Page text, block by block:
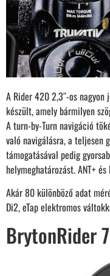
A Rider 420 2,3″-os
készült, amely bármilyen
A turn-by-Turn navigáció
való navigálásra, a teljesen
támogatásával pedig
helymeghatározást. ANT+
Akár 80 különböző adat
Di2, eTap elektromos
BrytonRider